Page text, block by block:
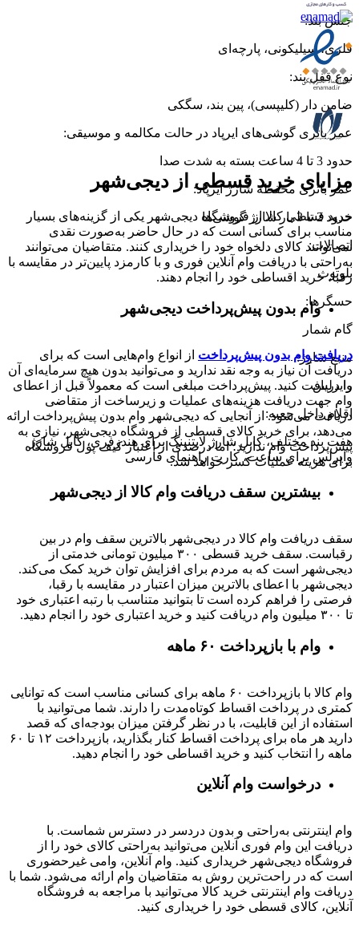
جنس بند:
فلزی، سیلیکونی، پارچه‌ای
نوع قفل بند:
ضامن دار (کلیپسی)، پین بند، سگکی
عمر باتری گوشی‌های ایرپاد در حالت مکالمه و موسیقی:
حدود 3 تا 4 ساعت بسته به شدت صدا
عمر باتری محفظه شارژ ایرپاد:
حدود 2 تا 3 بار شارژ گوشی‌ها
اتصالات:
بلوتوث
حسگرها:
گام شمار
منبع شارژ:
وایرلس
اقلام داخل جعبه:
هفت بند مختلف، کابل شارژ لایتنینگ برای هندزفری، کابل شارژ
وایرلس برای ساعت، کارت راهنمای فارسی
مزایای خرید قسطی از دیجی‌شهر
خرید قسطی کالا از فروشگاه دیجی‌شهر یکی از گزینه‌های بسیار
مناسب برای کسانی است که در حال حاضر به‌صورت نقدی
نمی‌توانند کالای دلخواه خود را خریداری کنند. متقاضیان می‌توانند
به‌راحتی با دریافت وام آنلاین فوری و با کارمزد پایین‌تر در مقایسه با
رقبا، خرید اقساطی خود را انجام دهند.
وام بدون پیش‌پرداخت‌ دیجی‌شهر
دریافت وام بدون پیش‌پرداخت از انواع وام‌هایی است که برای
دریافت آن نیاز به وجه نقد ندارید و می‌توانید بدون هیچ سرمایه‌ای آن
را دریافت کنید. پیش‌پرداخت مبلغی است که معمولاً قبل از اعطای
وام جهت دریافت هزینه‌های عملیات و زیرساخت از متقاضی
دریافت می‌شود. از آنجایی که دیجی‌شهر وام بدون پیش‌پرداخت ارائه
می‌دهد، برای خرید کالای قسطی از فروشگاه دیجی‌شهر، نیازی به
پیش‌پرداخت وام ندارید؛ اما درصدی از اعتبار کیف پول فروشگاه
برای هزینه عملیات کسر خواهد شد.
بیشترین سقف دریافت وام کالا از دیجی‌شهر
سقف دریافت وام کالا در دیجی‌شهر بالاترین سقف وام در بین
رقباست. سقف خرید قسطی ۳۰۰ میلیون تومانی خدمتی از
دیجی‌شهر است که به مردم برای افزایش توان خرید کمک می‌کند.
دیجی‌شهر با اعطای بالاترین میزان اعتبار در مقایسه با رقبا،
فرصتی را فراهم کرده است تا بتوانید متناسب با رتبه اعتباری خود
تا ۳۰۰ میلیون وام دریافت کنید و خرید اعتباری خود را انجام دهید.
وام با بازپرداخت ۶۰ ماهه
وام کالا با بازپرداخت ۶۰ ماهه برای کسانی مناسب است که توانایی
کمتری در پرداخت اقساط کوتاه‌مدت را دارند. شما می‌توانید با
استفاده از این قابلیت، با در نظر گرفتن میزان بودجه‌ای که قصد
دارید هر ماه برای پرداخت اقساط کنار بگذارید، بازپرداخت ۱۲ تا ۶۰
ماهه را انتخاب کنید و خرید اقساطی خود را انجام دهید.
درخواست وام آنلاین
وام اینترنتی به‌راحتی و بدون دردسر در دسترس شماست. با
دریافت این وام فوری آنلاین می‌توانید به‌راحتی کالای خود را از
فروشگاه دیجی‌شهر خریداری کنید. وام آنلاین، وامی غیرحضوری
است که در راحت‌ترین روش به متقاضیان وام ارائه می‌شود. شما با
دریافت وام اینترنتی خرید کالا می‌توانید با مراجعه به فروشگاه
آنلاین، کالای قسطی خود را خریداری کنید.